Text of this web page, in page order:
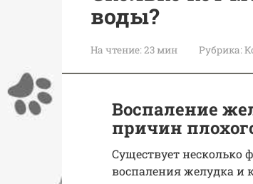
воды?
На чтение:23 мин Рубрика:
Воспаление
причин
Существует несколько
воспаления желудка и